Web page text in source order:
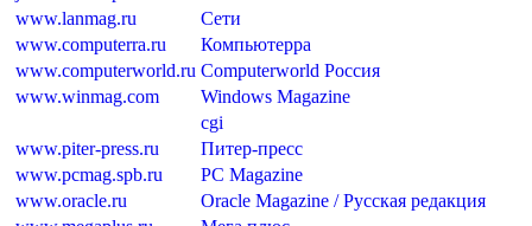
www.lanmag.ru
Сети
www.computerra.ru
Компьютерра
www.computerworld.ru Computerworld Россия
www.winmag.com
Windows Magazine
cgi
www.piter-press.ru
Питер-пресс
www.pcmag.spb.ru
PC Magazine
www.oracle.ru
Oracle Magazine / Русская редакция